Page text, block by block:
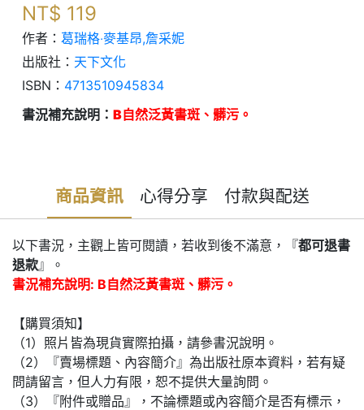
NT$ 119
作者： 葛瑞格‧麥基昂,詹采妮
出版社： 天下文化
ISBN： 4713510945834
書況補充說明： B自然泛黃書斑、髒污。
商品資訊 心得分享 付款與配送
以下書況，主觀上皆可閱讀，若收到後不滿意，『都可退書
退款』。
書況補充說明: B自然泛黃書斑、髒污。
【購買須知】
（1）照片皆為現貨實際拍攝，請參書況說明。
（2）『賣場標題、內容簡介』為出版社原本資料，若有疑
問請留言，但人力有限，恕不提供大量詢問。
（3）『附件或贈品』，不論標題或內容簡介是否有標示，